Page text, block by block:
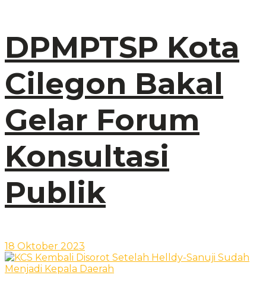
DPMPTSP Kota
Cilegon Bakal
Gelar Forum
Konsultasi
Publik
18 Oktober 2023